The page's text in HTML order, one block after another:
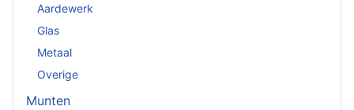
Aardewerk
Glas
Metaal
Overige
Munten